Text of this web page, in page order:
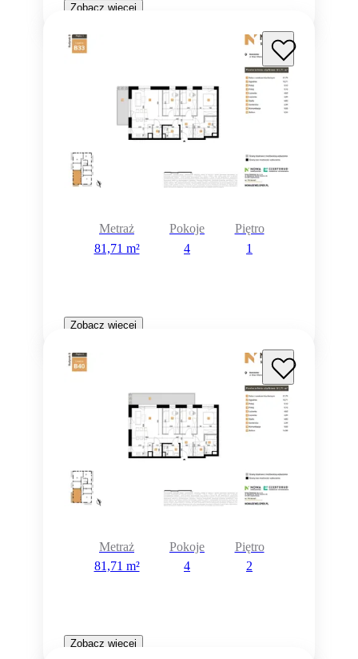
Zobacz więcej
Metraż
81,71 m²
Pokoje
4
Piętro
1
Zobacz więcej
Metraż
81,71 m²
Pokoje
4
Piętro
2
Zobacz więcej